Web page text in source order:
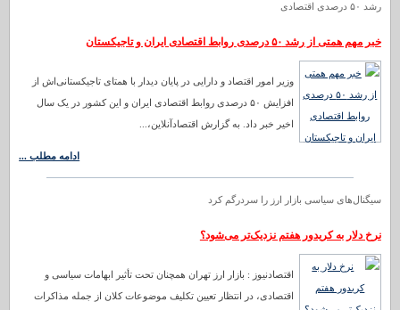
رشد ۵۰ درصدی اقتصادی
خبر مهم همتی از رشد ۵۰ درصدی روابط اقتصادی ایران و تاجیکستان
وزیر امور اقتصاد و دارایی در پایان دیدار با همتای تاجیکستانی‌اش از
افزایش ۵۰ درصدی روابط اقتصادی ایران و این کشور در یک سال
اخیر خبر داد. به گزارش اقتصادآنلاین،...
ادامه مطلب ...
سیگنال‌های سیاسی بازار ارز را سردرگم کرد
نرخ دلار به کریدور هفتم نزدیک‌تر می‌شود؟
اقتصادنیوز : بازار ارز تهران همچنان تحت تأثیر ابهامات سیاسی و
اقتصادی، در انتظار تعیین تکلیف موضوعات کلان از جمله مذاکرات